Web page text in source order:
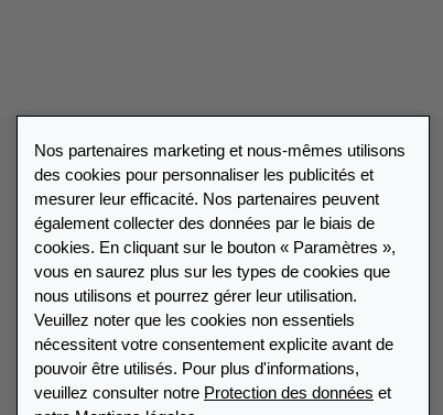
Service
Politique de retour de 30 jours
Cryptage SSL
FAQ
Nos partenaires marketing et nous-mêmes utilisons
des cookies pour personnaliser les publicités et
mesurer leur efficacité. Nos partenaires peuvent
également collecter des données par le biais de
cookies. En cliquant sur le bouton « Paramètres »,
vous en saurez plus sur les types de cookies que
nous utilisons et pourrez gérer leur utilisation.
Veuillez noter que les cookies non essentiels
nécessitent votre consentement explicite avant de
pouvoir être utilisés. Pour plus d'informations,
veuillez consulter notre Protection des données et